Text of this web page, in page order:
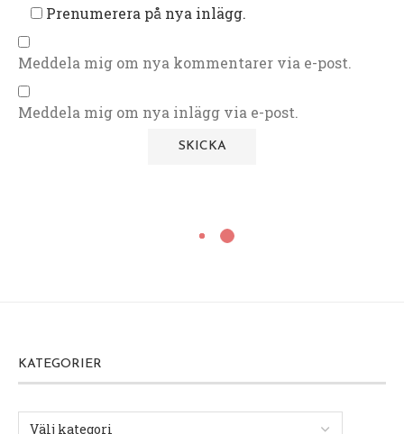
Prenumerera på nya inlägg.
Meddela mig om nya kommentarer via e-post.
Meddela mig om nya inlägg via e-post.
KATEGORIER